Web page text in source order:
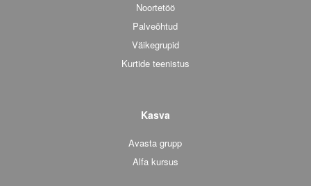
Noortetöö
Palveõhtud
Väikegrupid
Kurtide teenistus
Kasva
Avasta grupp
Alfa kursus